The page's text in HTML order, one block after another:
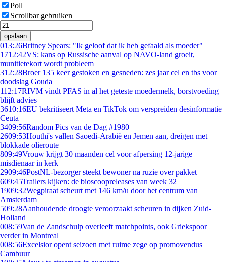
Poll
Scrollbar gebruiken
opslaan
013:26Britney Spears: "Ik geloof dat ik heb gefaald als moeder"
1712:42VS: kans op Russische aanval op NAVO-land groeit,
munitietekort wordt probleem
312:28Broer 135 keer gestoken en gesneden: zes jaar cel en tbs voor
doodslag Gouda
112:17RIVM vindt PFAS in al het geteste moedermelk, borstvoeding
blijft advies
3610:16EU bekritiseert Meta en TikTok om verspreiden desinformatie
Ceuta
3409:56Random Pics van de Dag #1980
2609:53Houthi's vallen Saoedi-Arabië en Jemen aan, dreigen met
blokkade olieroute
809:49Vrouw krijgt 30 maanden cel voor afpersing 12-jarige
misdienaar in kerk
2909:46PostNL-bezorger steekt bewoner na ruzie over pakket
609:45Trailers kijken: de bioscoopreleases van week 32
1909:32Wegpiraat scheurt met 146 km/u door het centrum van
Amsterdam
509:28Aanhoudende droogte veroorzaakt scheuren in dijken Zuid-
Holland
008:59Van de Zandschulp overleeft matchpoints, ook Griekspoor
verder in Montreal
008:56Excelsior opent seizoen met ruime zege op promovendus
Cambuur